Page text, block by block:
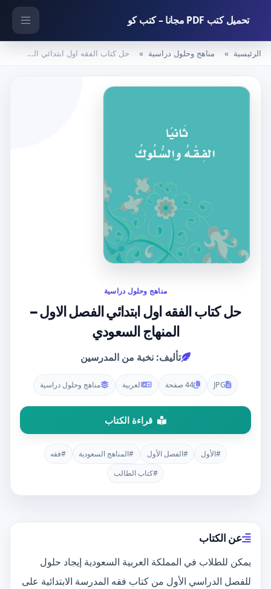
تحميل كتب PDF مجانا – كتب كو
الرئيسية مناهج وحلول دراسية حل كتاب الفقه اول ابتدائي الفصل الاول – المنهاج السعودي
مناهج وحلول دراسية
حل كتاب الفقه اول ابتدائي الفصل الاول –
المنهاج السعودي
تأليف: نخبة من المدرسين
JPG 44 صفحة العربية مناهج وحلول دراسية
قراءة الكتاب
#الأول #الفصل الأول #المناهج السعودية
#فقه
#كتاب الطالب
عن الكتاب
يمكن للطلاب في المملكة العربية السعودية إيجاد حلول
للفصل الدراسي الأول من كتاب فقه المدرسة الابتدائية على